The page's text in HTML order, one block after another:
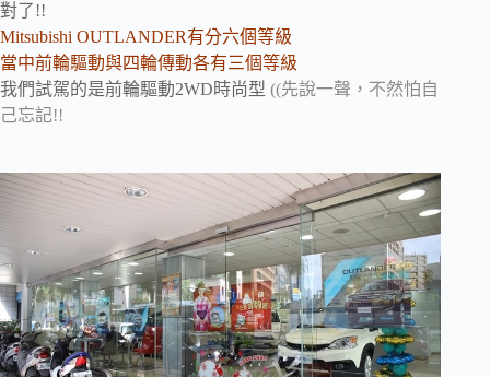
對了!!
Mitsubishi OUTLANDER有分六個等級
當中前輪驅動與四輪傳動各有三個等級
我們試駕的是前輪驅動2WD時尚型 ((先說一聲，不然怕自
己忘記!!